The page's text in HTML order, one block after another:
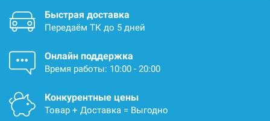
Быстрая доставка
Передаём ТК до 5 дней
Онлайн поддержка
Время работы: 10:00 - 20:00
Конкурентные цены
Товар + Доставка = Выгодно